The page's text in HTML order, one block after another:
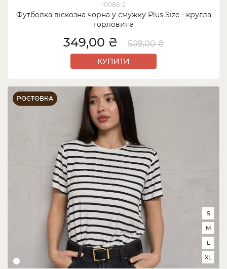
10086-2
Футболка віскозна чорна у смужку Plus Size - кругла
горловина
349,00 ₴ 509,00 ₴
КУПИТИ
РОСТОВКА
S
M
L
XL